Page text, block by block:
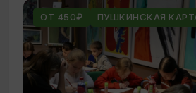
ОТ 450₽ ПУШКИНСКАЯ